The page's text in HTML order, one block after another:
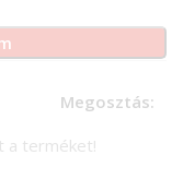
Megosztás:
a terméket!